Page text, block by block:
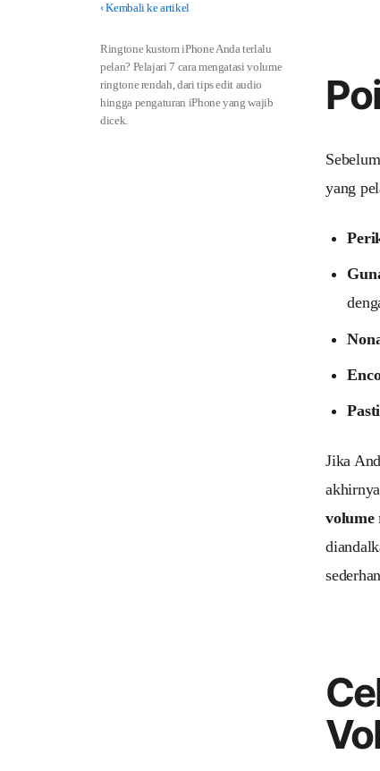
‹Kembali ke artikel
Ringtone kustom iPhone Anda terlalu
pelan? Pelajari 7 cara mengatasi volume
ringtone rendah, dari tips edit audio
hingga pengaturan iPhone yang wajib
dicek.
yang
Jika
volume